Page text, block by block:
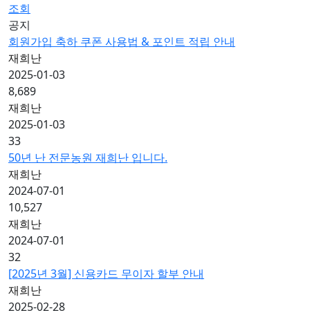
조회
공지
회원가입 축하 쿠폰 사용법 & 포인트 적립 안내
재희난
2025-01-03
8,689
재희난
2025-01-03
33
50년 난 전문농원 재희난 입니다.
재희난
2024-07-01
10,527
재희난
2024-07-01
32
[2025년 3월] 신용카드 무이자 할부 안내
재희난
2025-02-28